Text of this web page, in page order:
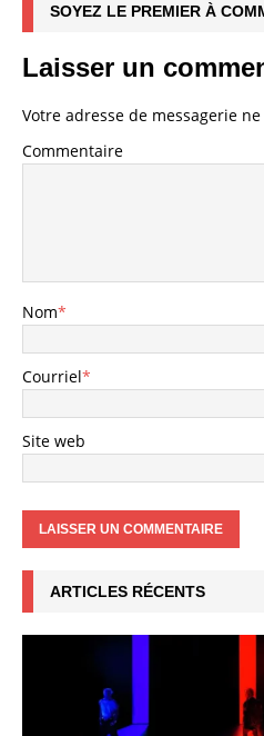
SOYEZ LE PREMIER À
Laisser un
Votre adresse de messagerie
Commentaire
Nom*
Courriel*
Site web
ARTICLES RÉCENTS